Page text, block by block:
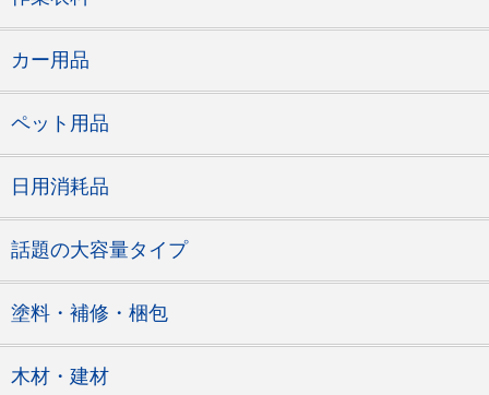
カー用品
ペット用品
日用消耗品
話題の大容量タイプ
塗料・補修・梱包
木材・建材